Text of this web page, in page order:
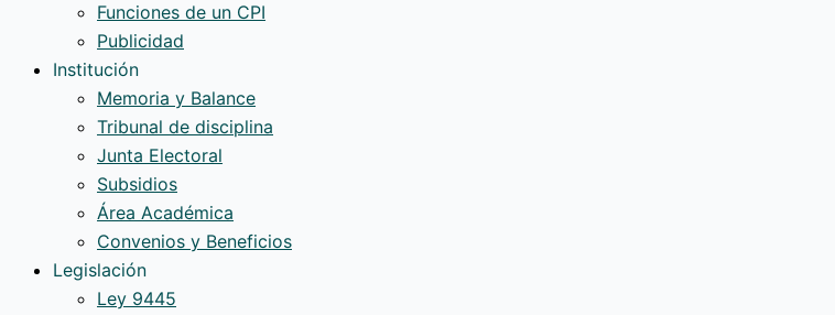
Funciones de un CPI
Publicidad
Institución
Memoria y Balance
Tribunal de disciplina
Junta Electoral
Subsidios
Área Académica
Convenios y Beneficios
Legislación
Ley 9445